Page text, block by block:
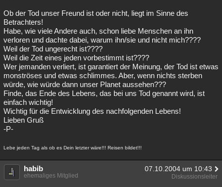
Ob der Tod unser Freund ist oder nicht, liegt im Sinne des
Betrachters!
Habe, wie viele Andere auch, schon liebe Menschen an ihn
verloren und dachte dabei, warum ihn/sie und nicht mich????
Weil der Tod ungerecht ist????
Weil die Zeit eines jeden vorbestimmt ist????
Wer jemanden verliert, ist garantiert der Meinung, der Tod ist etwas
monströses und etwas schlimmes. Aber, wenn nichts sterben
würde, wie würde dann unser Planet aussehen???
Finde, das Ende des Lebens, das bei uns Tod genannt wird, ist
einfach wichtig!
Wichtig für die Entwicklung des nachfolgenden Lebens!
Lieben Gruß
-P-
Lebe jeden Tag als ob es Dein letzter wäre!!! Reisen bildet!!!
habib 07.10.2004 um 10:43
ehemaliges Mitglied Diskussionsleiter